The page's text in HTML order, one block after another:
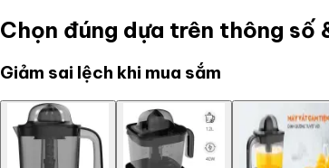
Chọn đúng dựa trên thông số
Giảm sai lệch khi mua sắm